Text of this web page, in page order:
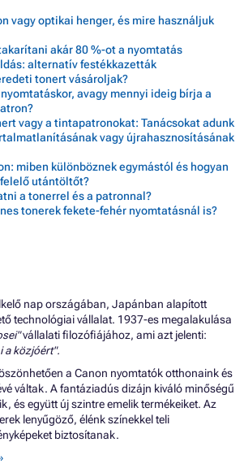
SERIES
vagy optikai henger, és mire használjuk
akár 80 %-ot a nyomtatás
alternatív festékkazetták
tonert vásároljak?
avagy mennyi ideig bírja a
vagy a tintapatronokat: Tanácsokat adunk
vagy újrahasznosításának
miben különböznek egymástól és hogyan
utántöltőt?
a tonerrel és a patronnal?
tonerek fekete-fehér nyomtatásnál is?
nap országában, Japánban alapított
technológiai vállalat. 1937-es megalakulása
vállalati filozófiájához, ami azt jelenti:
a közjóért".
a Canon nyomtatók otthonaink és
váltak. A fantáziadús dizájn kiváló minőségű
és együtt új szintre emelik termékeiket. Az
lenyűgöző, élénk színekkel teli
biztosítanak.